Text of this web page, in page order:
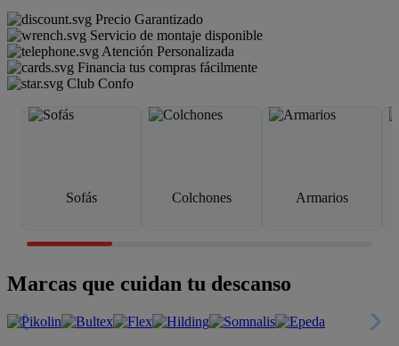
Precio Garantizado
Servicio de montaje disponible
Atención Personalizada
Financia tus compras fácilmente
Club Confo
Sofás Colchones Armarios
Marcas que cuidan tu descanso